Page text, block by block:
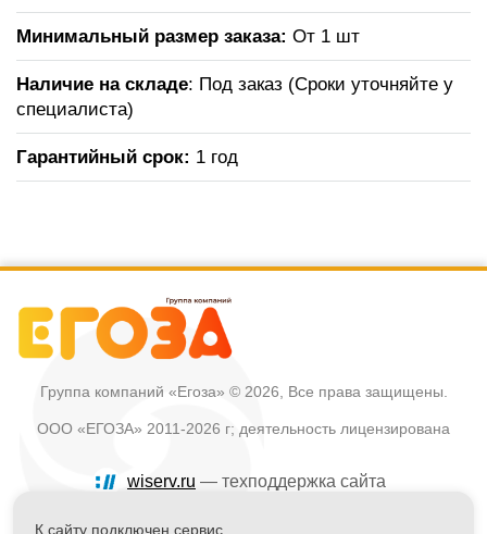
Минимальный размер заказа: От 1 шт
Наличие на складе: Под заказ (Сроки уточняйте у
специалиста)
Гарантийный срок: 1 год
Группа компаний «Егоза» © 2026, Все права защищены.
ООО «ЕГОЗА» 2011-2026 г; деятельность лицензирована
wiserv.ru — техподдержка сайта
Политика в отношении обработки персональных данных
К сайту подключен сервис